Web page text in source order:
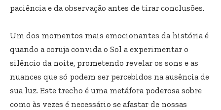
paciência e da observação antes de tirar conclusões.
Um dos momentos mais emocionantes da história é
quando a coruja convida o Sol a experimentar o
silêncio da noite, prometendo revelar os sons e as
nuances que só podem ser percebidos na ausência de
sua luz. Este trecho é uma metáfora poderosa sobre
como às vezes é necessário se afastar de nossas